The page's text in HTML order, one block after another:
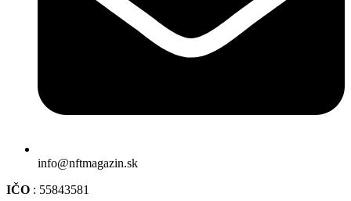
info@nftmagazin.sk
IČO : 55843581